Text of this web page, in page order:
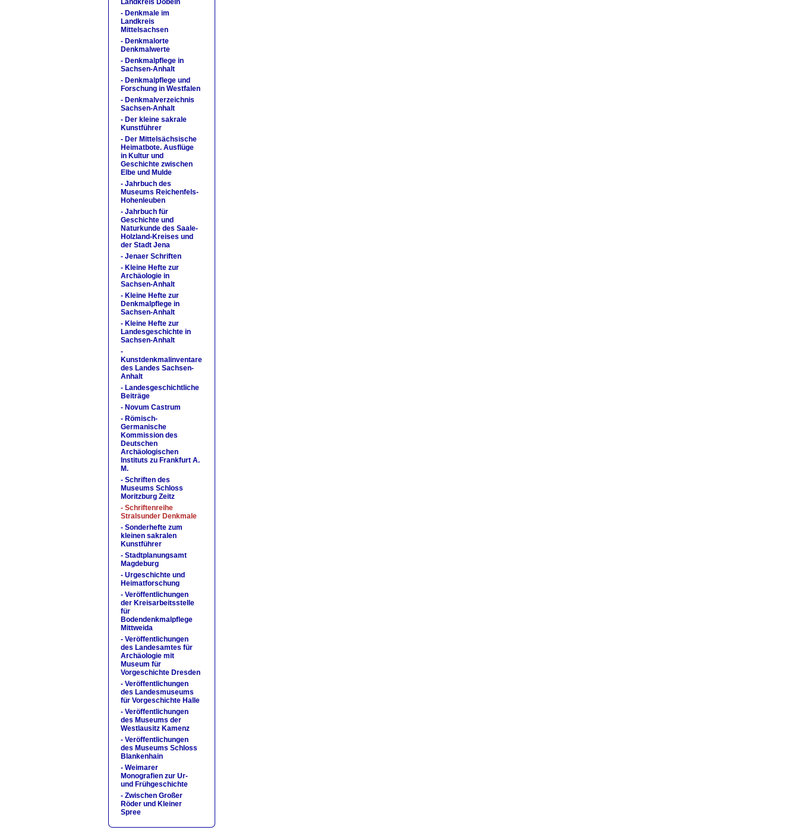
Landkreis Döbeln
- Denkmale im
Landkreis
Mittelsachsen
- Denkmalorte
Denkmalwerte
- Denkmalpflege in
Sachsen-Anhalt
- Denkmalpflege und
Forschung in Westfalen
- Denkmalverzeichnis
Sachsen-Anhalt
- Der kleine sakrale
Kunstführer
- Der Mittelsächsische
Heimatbote. Ausflüge
in Kultur und
Geschichte zwischen
Elbe und Mulde
- Jahrbuch des
Museums Reichenfels-
Hohenleuben
- Jahrbuch für
Geschichte und
Naturkunde des Saale-
Holzland-Kreises und
der Stadt Jena
- Jenaer Schriften
- Kleine Hefte zur
Archäologie in
Sachsen-Anhalt
- Kleine Hefte zur
Denkmalpflege in
Sachsen-Anhalt
- Kleine Hefte zur
Landesgeschichte in
Sachsen-Anhalt
-
Kunstdenkmalinventare
des Landes Sachsen-
Anhalt
- Landesgeschichtliche
Beiträge
- Novum Castrum
- Römisch-
Germanische
Kommission des
Deutschen
Archäologischen
Instituts zu Frankfurt A.
M.
- Schriften des
Museums Schloss
Moritzburg Zeitz
- Schriftenreihe
Stralsunder Denkmale
- Sonderhefte zum
kleinen sakralen
Kunstführer
- Stadtplanungsamt
Magdeburg
- Urgeschichte und
Heimatforschung
- Veröffentlichungen
der Kreisarbeitsstelle
für
Bodendenkmalpflege
Mittweida
- Veröffentlichungen
des Landesamtes für
Archäologie mit
Museum für
Vorgeschichte Dresden
- Veröffentlichungen
des Landesmuseums
für Vorgeschichte Halle
- Veröffentlichungen
des Museums der
Westlausitz Kamenz
- Veröffentlichungen
des Museums Schloss
Blankenhain
- Weimarer
Monografien zur Ur-
und Frühgeschichte
- Zwischen Großer
Röder und Kleiner
Spree